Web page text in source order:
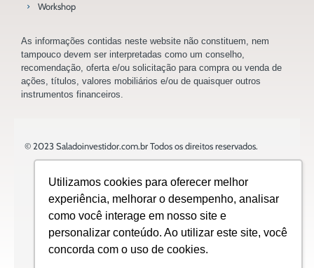
Utilizamos cookies para oferecer melhor
experiência, melhorar o desempenho, analisar
como você interage em nosso site e
personalizar conteúdo. Ao utilizar este site, você
concorda com o uso de cookies.
Workshop
As informações contidas neste website não constituem, nem
tampouco devem ser interpretadas como um conselho,
recomendação, oferta e/ou solicitação para compra ou venda de
ações, títulos, valores mobiliários e/ou de quaisquer outros
instrumentos financeiros.
© 2023 Saladoinvestidor.com.br Todos os direitos reservados.
Design: